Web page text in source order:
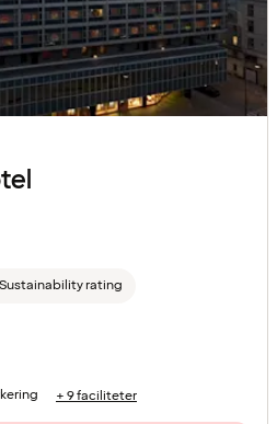
Sustainability rating
+ 9 faciliteter